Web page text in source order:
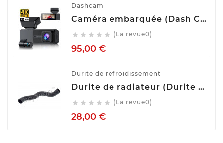
Dashcam
Caméra embarquée (Dash Cam) Avant Arrière GKU D700
     (La revue0)
95,00 €Prix
Durite de refroidissement
Durite de radiateur (Durite de refroidissement) TOPRAN 407 996
     (La revue0)
28,00 €Prix